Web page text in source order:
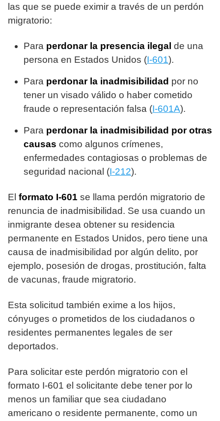
las que se puede eximir a través de un perdón
migratorio:
Para perdonar la presencia ilegal de una
persona en Estados Unidos (I-601).
Para perdonar la inadmisibilidad por no
tener un visado válido o haber cometido
fraude o representación falsa (I-601A).
Para perdonar la inadmisibilidad por otras
causas como algunos crímenes,
enfermedades contagiosas o problemas de
seguridad nacional (I-212).
El formato I-601 se llama perdón migratorio de
renuncia de inadmisibilidad. Se usa cuando un
inmigrante desea obtener su residencia
permanente en Estados Unidos, pero tiene una
causa de inadmisibilidad por algún delito, por
ejemplo, posesión de drogas, prostitución, falta
de vacunas, fraude migratorio.
Esta solicitud también exime a los hijos,
cónyuges o prometidos de los ciudadanos o
residentes permanentes legales de ser
deportados.
Para solicitar este perdón migratorio con el
formato I-601 el solicitante debe tener por lo
menos un familiar que sea ciudadano
americano o residente permanente, como un